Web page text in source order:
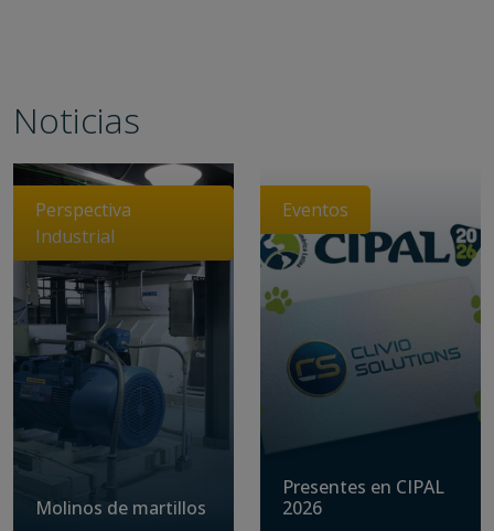
Noticias
Perspectiva
Industrial
Molinos de martillos
Eventos
Presentes en CIPAL
2026